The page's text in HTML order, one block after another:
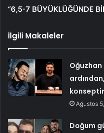
“6,5-7 BÜYÜKLÜĞÜNDE
İlgili Makaleler
Oğuzhan
Ağustos
Doğum